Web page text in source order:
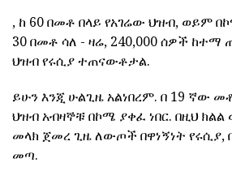
, ከ 60 በመቶ በላይ የአገሬው ህዝብ, ወይም
30 በመቶ ሳለ - ዛሬ, 240,000 ሰዎች ከተማ
ህዝብ የሩሲያ ተጠናውቶታል.
ይሁን እንጂ ሁልጊዜ አልነበረም. በ 19 ኛው
ህዝብ አብዛኞቹ በኮሜ ያቀፈ ነበር. በዚህ
መላክ ጀመረ ጊዜ ለውጦች በዋነኝነት የሩሲያ,
መጣ.